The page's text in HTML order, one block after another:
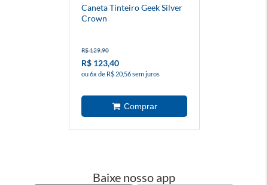
Caneta Tinteiro Geek Silver
Crown
R$ 129,90
R$ 123,40
ou 6x de R$ 20,56 sem juros
Baixe nosso app